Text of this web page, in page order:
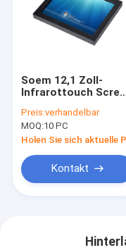
Soem 12,1 Zoll-
Infrarottouch
1000cd/M2
Preis:verhandelbar
MOQ:10 PC
Kontakt